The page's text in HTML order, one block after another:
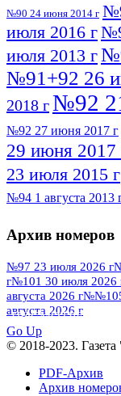
№90 24 июня 2014 г
июля 2016 г
июля 2013 г
№91+92 26
2018 г№92
№92 27 июня 2017 г
29 июня 2017
23 июля 2015 г
№94 1 августа 2013
№95 7 августа
№95 28
2013 г№96 6
2012 г №96 28
№96+97 30
№97 30
Архив номеров
№97 23 июля 2026 г
г№101 30 июля 2026
августа 2026 г
августа 2026 г
ПОСМОТРЕТЬ ВСЕ
Go Up
© 2018-2023.
PDF-Архив
Архив